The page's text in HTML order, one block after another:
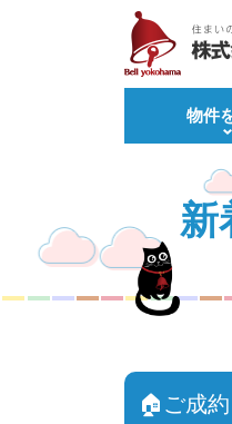
物件
新
🏠ご成